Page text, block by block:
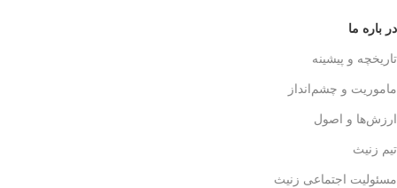
در باره ما
تاریخچه و پیشینه
ماموریت و چشم‌انداز
ارزش‌ها و اصول
تیم زنیث
مسئولیت اجتماعی زنیث